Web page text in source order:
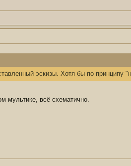
эскизы. Хотя бы по принципу
мультике, всё схематично.